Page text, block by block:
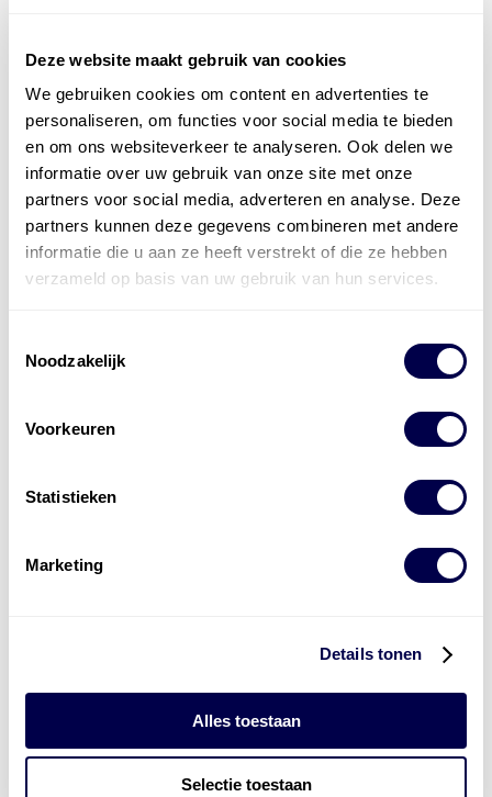
Deze website maakt gebruik van cookies
We gebruiken cookies om content en advertenties te
personaliseren, om functies voor social media te bieden
en om ons websiteverkeer te analyseren. Ook delen we
informatie over uw gebruik van onze site met onze
partners voor social media, adverteren en analyse. Deze
partners kunnen deze gegevens combineren met andere
informatie die u aan ze heeft verstrekt of die ze hebben
verzameld op basis van uw gebruik van hun services.
Noodzakelijk
Voorkeuren
Statistieken
Marketing
Details tonen
Alles toestaan
Selectie toestaan
Officieel distributeur met Mobil Smeermiddelen
voor alle sectoren
Welke olie heb ik nodig
Alle producten bekijken
Referentie
s Roba ,de Groot
tankstationsen duizenden
laadpassen